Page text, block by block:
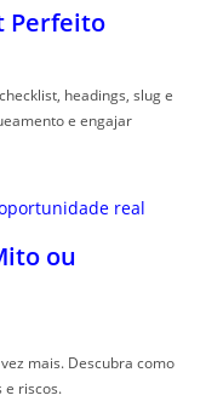
Perfeito
headings, slug e
e engajar
ou
mais. Descubra como
e riscos.